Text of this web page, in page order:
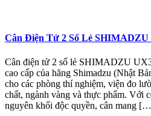
Cân Điện Tử 2 Số Lẻ SHIMADZU
Cân điện tử 2 số lẻ SHIMADZU
cao cấp của hãng Shimadzu (Nhật
cho các phòng thí nghiệm, viện đo
chất, ngành vàng và thực phẩm. Với
nguyên khối độc quyền, cân mang